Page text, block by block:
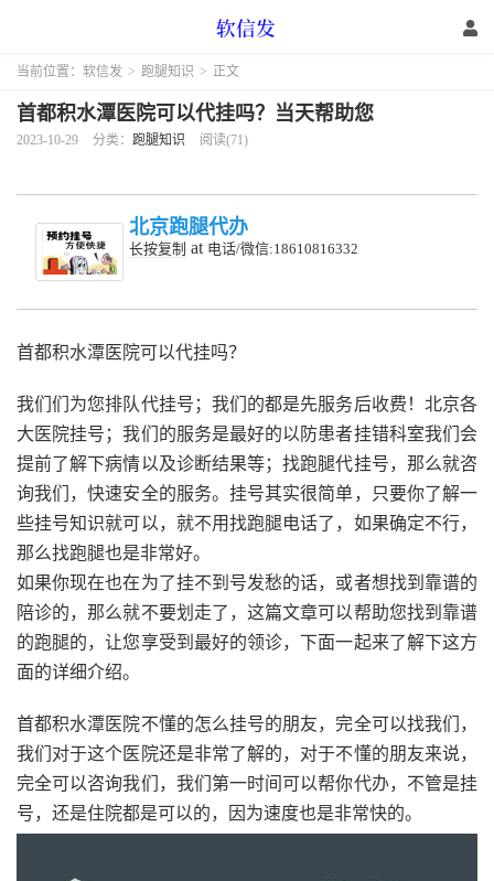
当前位置： 软信发 > 跑腿知识 > 正文
首都积水潭医院可以代挂吗？当天帮助您
2023-10-29 分类： 跑腿知识 阅读(71)
北京跑腿代办
长按复制 at 电话/微信:18610816332
首都积水潭医院可以代挂吗？
我们们为您排队代挂号；我们的都是先服务后收费！北京各
大医院挂号；我们的服务是最好的以防患者挂错科室我们会
提前了解下病情以及诊断结果等；找跑腿代挂号，那么就咨
询我们，快速安全的服务。挂号其实很简单，只要你了解一
些挂号知识就可以，就不用找跑腿电话了，如果确定不行，
那么找跑腿也是非常好。
如果你现在也在为了挂不到号发愁的话，或者想找到靠谱的
陪诊的，那么就不要划走了，这篇文章可以帮助您找到靠谱
的跑腿的，让您享受到最好的领诊，下面一起来了解下这方
面的详细介绍。
首都积水潭医院不懂的怎么挂号的朋友，完全可以找我们，
我们对于这个医院还是非常了解的，对于不懂的朋友来说，
完全可以咨询我们，我们第一时间可以帮你代办，不管是挂
号，还是住院都是可以的，因为速度也是非常快的。